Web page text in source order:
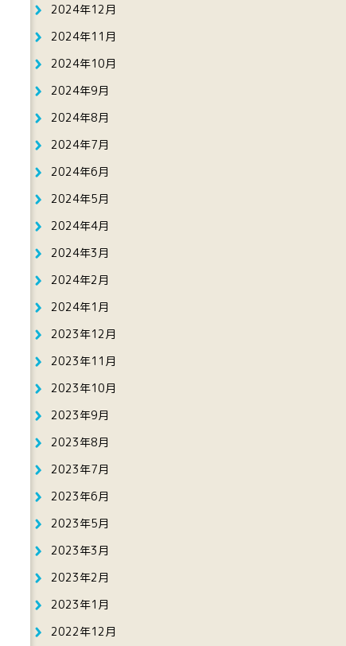
2024年12月
2024年11月
2024年10月
2024年9月
2024年8月
2024年7月
2024年6月
2024年5月
2024年4月
2024年3月
2024年2月
2024年1月
2023年12月
2023年11月
2023年10月
2023年9月
2023年8月
2023年7月
2023年6月
2023年5月
2023年3月
2023年2月
2023年1月
2022年12月